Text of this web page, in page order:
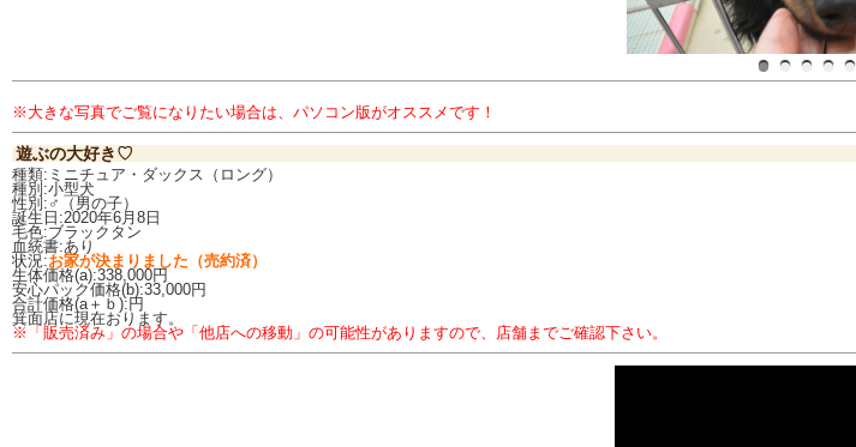
※大きな写真でご覧になりたい場合は、パソコン版がオススメです！
遊ぶの大好き♡
種類:ミニチュア・ダックス（ロング）
種別:小型犬
性別:♂（男の子）
誕生日:2020年6月8日
毛色:ブラックタン
血統書:あり
状況:お家が決まりました（売約済）
生体価格(a):338,000円
安心パック価格(b):33,000円
合計価格(a＋ｂ):円
箕面店に現在おります。
※「販売済み」の場合や「他店への移動」の可能性がありますので、店舗までご確認下さい。